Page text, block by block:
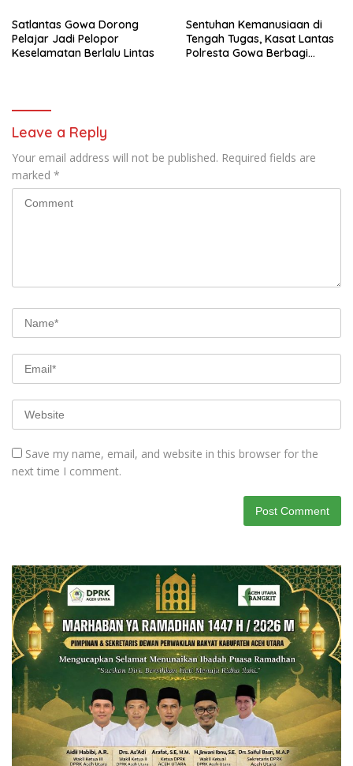
Satlantas Gowa Dorong
Pelajar Jadi Pelopor
Keselamatan Berlalu Lintas
Sentuhan Kemanusiaan di
Tengah Tugas, Kasat Lantas
Polresta Gowa Berbagi
Leave a Reply
Your email address will not be published. Required fields are
marked *
Save my name, email, and website in this browser for the
next time I comment.